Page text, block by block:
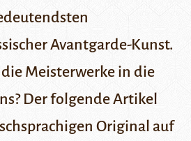
Avantgarde-Kunst.
Meisterwerke in die
Der folgende Artikel
Original auf